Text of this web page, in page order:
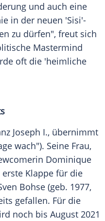
und auch eine
in der neuen 'Sisi'-
zu dürfen", freut sich
Mastermind
oft die 'heimliche
Joseph I., übernimmt
wach"). Seine Frau,
Dominique
erste Klappe für die
Bohse (geb. 1977,
gefallen. Für die
noch bis August 2021